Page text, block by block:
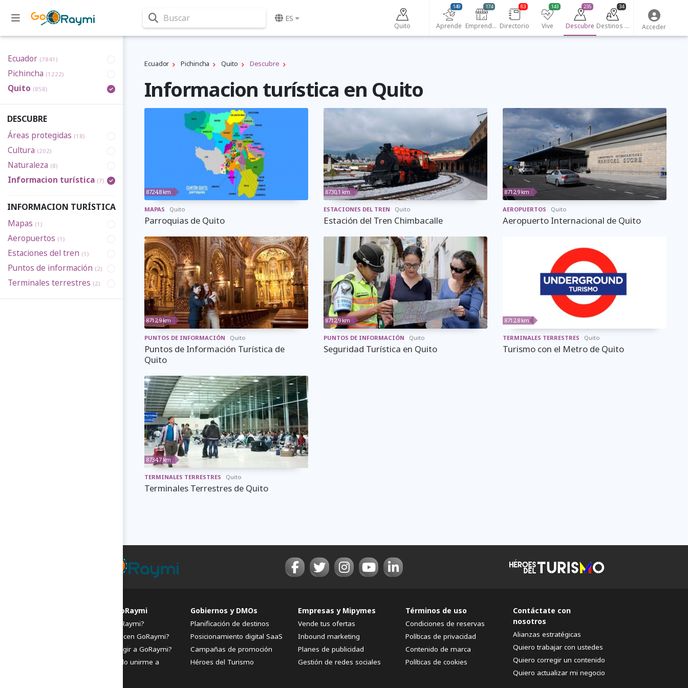
Buscar ES
Quito Aprende
149
Emprendedores
174
Directorio
83
Vive
143
Descubre
235
Destinos turísticos
34
Acceder
Ecuador (7841)
Pichincha (1222)
Quito (858)
DESCUBRE
Áreas protegidas (18)
Cultura (202)
Naturaleza (8)
Informacion turística (7)
INFORMACION TURÍSTICA
Mapas (1)
Aeropuertos (1)
Estaciones del tren (1)
Puntos de información (2)
Terminales terrestres (2)
Ecuador Pichincha Quito Descubre
Informacion turística en Quito
8724,8 km
MAPAS Quito
Parroquias de Quito
8730,1 km
ESTACIONES DEL TREN Quito
Estación del Tren Chimbacalle
8712,9 km
AEROPUERTOS Quito
Aeropuerto Internacional de Quito
8712,9 km
PUNTOS DE INFORMACIÓN Quito
Puntos de Información Turística de
Quito
8712,9 km
PUNTOS DE INFORMACIÓN Quito
Seguridad Turística en Quito
8712,8 km
TERMINALES TERRESTRES Quito
Turismo con el Metro de Quito
8734,7 km
TERMINALES TERRESTRES Quito
Terminales Terrestres de Quito
FAQs de GoRaymi
¿Qué es GoRaymi?
¿Quiénes hacen GoRaymi?
¿Por qué elegir a GoRaymi?
¿Cómo puedo unirme a
Gobiernos y DMOs
Planificación de destinos
Posicionamiento digital SaaS
Campañas de promoción
Héroes del Turismo
Empresas y Mipymes
Vende tus ofertas
Inbound marketing
Planes de publicidad
Gestión de redes sociales
Términos de uso
Condiciones de reservas
Políticas de privacidad
Contenido de marca
Políticas de cookies
Contáctate con
nosotros
Alianzas estratégicas
Quiero trabajar con ustedes
Quiero corregir un contenido
Quiero actualizar mi negocio